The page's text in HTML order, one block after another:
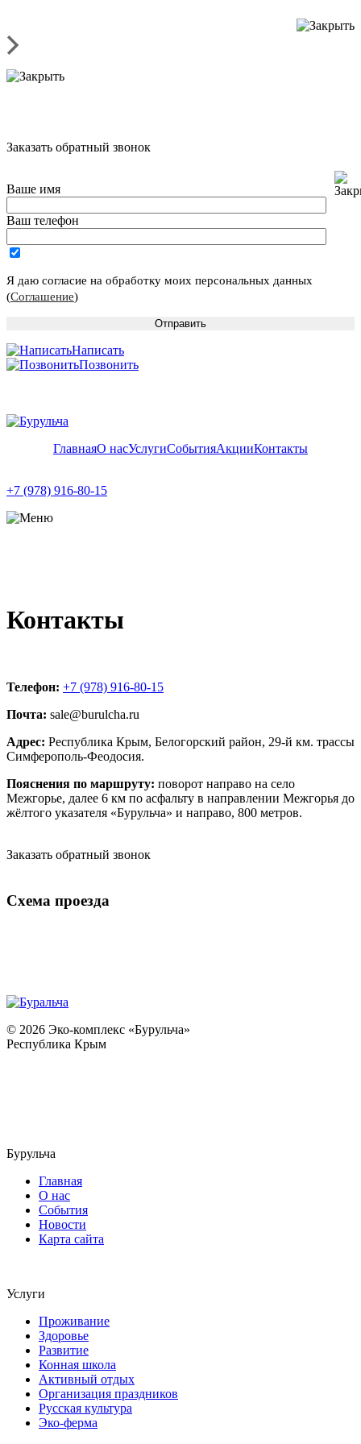
Заказать обратный звонок
Ваше имя
Ваш телефон
Я даю согласие на обработку моих персональных данных
(Соглашение)
Написать
Позвонить
ГлавнаяО насУслугиСобытияАкцииКонтакты
+7 (978) 916-80-15
Контакты
Телефон: +7 (978) 916-80-15
Почта: sale@burulcha.ru
Адрес: Республика Крым, Белогорский район, 29-й км. трассы
Симферополь-Феодосия.
Пояснения по маршруту: поворот направо на село
Межгорье, далее 6 км по асфальту в направлении Межгорья до
жёлтого указателя «Бурульча» и направо, 800 метров.
Заказать обратный звонок
Схема проезда
© 2026 Эко-комплекс «Бурульча»
Республика Крым
Бурульча
Главная
О нас
События
Новости
Карта сайта
Услуги
Проживание
Здоровье
Развитие
Конная школа
Активный отдых
Организация праздников
Русская культура
Эко-ферма